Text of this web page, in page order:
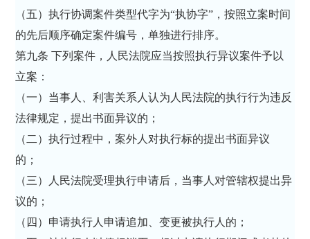
（五）执行协调案件类型代字为“执协字”，按照立案时间
的先后顺序确定案件编号，单独进行排序。
第九条 下列案件，人民法院应当按照执行异议案件予以
立案：
（一）当事人、利害关系人认为人民法院的执行行为违反
法律规定，提出书面异议的；
（二）执行过程中，案外人对执行标的提出书面异议
的；
（三）人民法院受理执行申请后，当事人对管辖权提出异
议的；
（四）申请执行人申请追加、变更被执行人的；